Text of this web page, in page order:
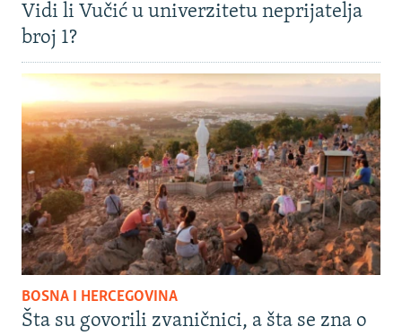
Vidi li Vučić u univerzitetu neprijatelja
broj 1?
BOSNA I HERCEGOVINA
Šta su govorili zvaničnici, a šta se zna o